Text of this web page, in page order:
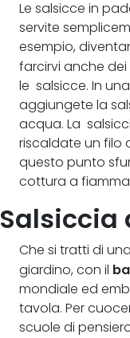
Le salsicce in
servite
esempio,
farcirvi anche dei
le salsicce. In
aggiungete la
acqua. La
riscaldate un filo
questo punto
cottura a
Salsiccia
Che si tratti di
giardino, con il
mondiale ed
tavola. Per
scuole di